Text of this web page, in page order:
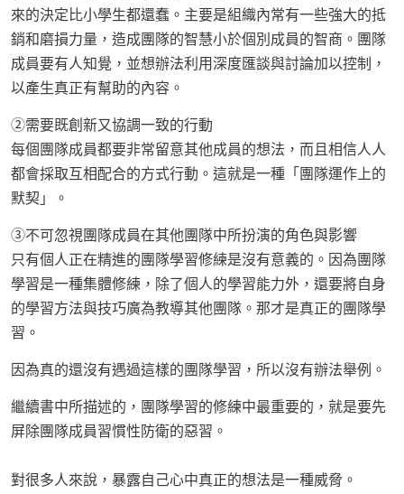
來的決定比小學生都還蠢。主要是組織內常有一些強大的抵
銷和磨損力量，造成團隊的智慧小於個別成員的智商。團隊
成員要有人知覺，並想辦法利用深度匯談與討論加以控制，
以產生真正有幫助的內容。
②需要既創新又協調一致的行動
每個團隊成員都要非常留意其他成員的想法，而且相信人人
都會採取互相配合的方式行動。這就是一種「團隊運作上的
默契」。
③不可忽視團隊成員在其他團隊中所扮演的角色與影響
只有個人正在精進的團隊學習修練是沒有意義的。因為團隊
學習是一種集體修練，除了個人的學習能力外，還要將自身
的學習方法與技巧廣為教導其他團隊。那才是真正的團隊學
習。
因為真的還沒有遇過這樣的團隊學習，所以沒有辦法舉例。
繼續書中所描述的，團隊學習的修練中最重要的，就是要先
屏除團隊成員習慣性防衛的惡習。
對很多人來說，暴露自己心中真正的想法是一種威脅。